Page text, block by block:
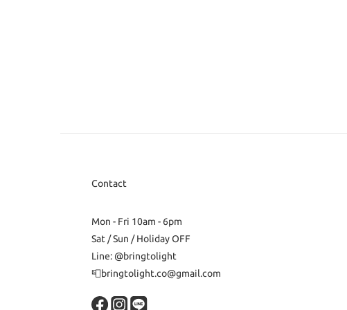
Contact
Mon - Fri 10am - 6pm
Sat / Sun / Holiday OFF
Line: @bringtolight
📮bringtolight.co@gmail.com